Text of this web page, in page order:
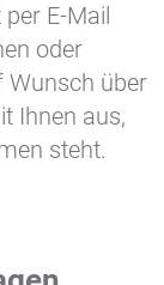
E-Mail
oder
Wunsch über
Ihnen aus,
steht.